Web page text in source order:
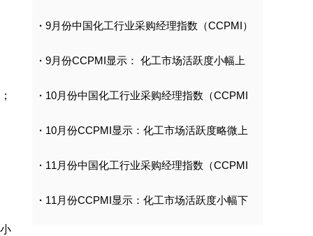
· 9月份中国化工行业采购经理指数（CCPMI）
· 9月份CCPMI显示： 化工市场活跃度小幅上
· 10月份中国化工行业采购经理指数（CCPMI
· 10月份CCPMI显示：化工市场活跃度略微上
· 11月份中国化工行业采购经理指数（CCPMI
· 11月份CCPMI显示：化工市场活跃度小幅下